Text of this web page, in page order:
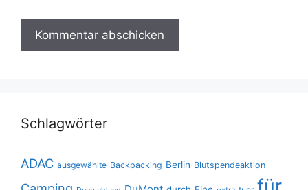
Schlagwörter
ADAC ausgewählte Backpacking Berlin Blutspendeaktion